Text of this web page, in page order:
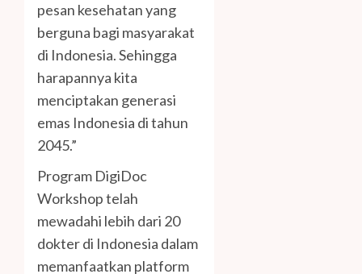
pesan kesehatan yang
berguna bagi masyarakat
di Indonesia. Sehingga
harapannya kita
menciptakan generasi
emas Indonesia di tahun
2045.”
Program DigiDoc
Workshop telah
mewadahi lebih dari 20
dokter di Indonesia dalam
memanfaatkan platform